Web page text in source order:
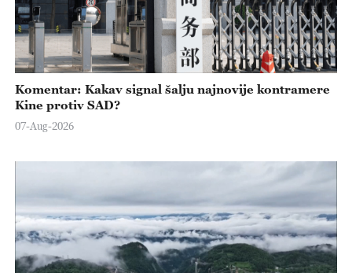
Komentar: Kakav signal šalju najnovije kontramere
Kine protiv SAD?
07-Aug-2026